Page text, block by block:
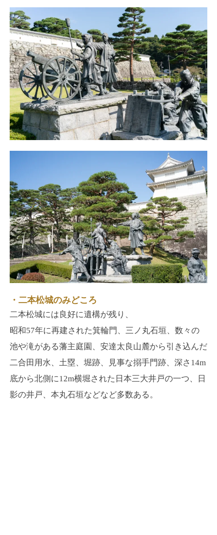
・二本松城のみどころ
二本松城には良好に遺構が残り、
昭和57年に再建された箕輪門、三ノ丸石垣、数々の
池や滝がある藩主庭園、安達太良山麓から引き込んだ
二合田用水、土塁、堀跡、見事な搦手門跡、深さ14m
底から北側に12m横堀された日本三大井戸の一つ、日
影の井戸、本丸石垣などなど多数ある。